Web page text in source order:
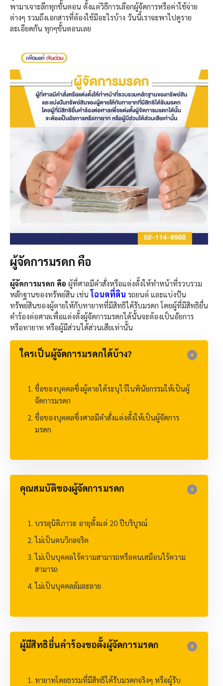
พามาเจาะลึกทุกขั้นตอน ตั้งแต่วิธีการเลือกผู้จัดการหรือค่าใช้จ่าย
ต่างๆ รวมถึงเอกสารที่ต้องใช้มีอะไรบ้าง วันนี้เราจะพาไปดูราย
ละเอียดกัน ทุกๆขั้นตอนเลย
ผู้จัดการมรดก คือ
ผู้จัดการมรดก คือ ผู้ที่ศาลมีคำสั่งหรือแต่งตั้งให้ทำหน้าที่รวบรวม
หลักฐานของทรัพย์สิน เช่นโฉนดที่ดิน รถยนต์ และแบ่งปัน
ทรัพย์สินของผู้ตายให้กับทายาทที่มีสิทธิได้รับมรดก โดยผู้ที่มีสิทธิยื่น
คำร้องต่อศาลเพื่อแต่งตั้งผู้จัดการมรดกได้นั้นจะต้องเป็นอัยการ
หรือทายาท หรือผู้มีส่วนได้ส่วนเสียเท่านั้น
ใครเป็นผู้จัดการมรดกได้บ้าง?​
ชื่อของบุคคลซึ่งผู้ตายได้ระบุไว้ในพินัยกรรมให้เป็นผู้
จัดการมรดก
ชื่อของบุคคลซึ่งศาลมีคำสั่งแต่งตั้งให้เป็นผู้จัดการ
มรดก
คุณสมบัติของผู้จัดการมรดก​
บรรลุนิติภาวะ อายุตั้งแต่ 20 ปีบริบูรณ์
ไม่เป็นคนวิกลจริต
ไม่เป็นบุคคลไร้ความสามารถหรือคนเสมือนไร้ความ
สามารถ
ไม่เป็นบุคคลล้มละลาย
ผู้มีสิทธิยื่นคำร้องขอตั้งผู้จัดการมรดก​
ทายาทโดยธรรมที่มีสิทธิได้รับมรดกจริงๆ หรือผู้รับ